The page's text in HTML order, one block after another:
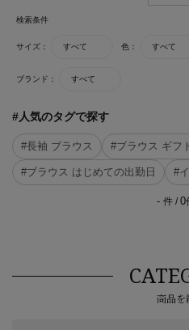
検索条件
サイズ： すべて 色： すべて
ブランド： すべて
#人気のタグで探す
#長袖 ブラウス #ブラウス ギフ
#ブラウス はじめての出勤日 #
- 件 / 0
商品を